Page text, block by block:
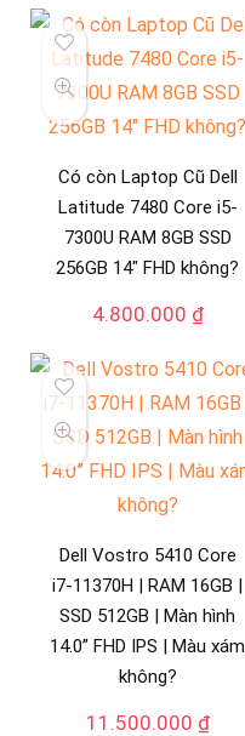
Có còn Laptop Cũ Dell
Latitude 7480 Core i5-
7300U RAM 8GB SSD
256GB 14″ FHD không?
4.800.000 ₫
Dell Vostro 5410 Core
i7-11370H | RAM 16GB |
SSD 512GB | Màn hình
14.0” FHD IPS | Màu xám
không?
11.500.000 ₫